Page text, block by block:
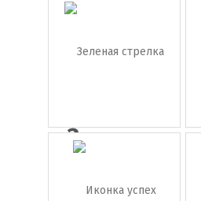
галочка
в...
Зеленая
стрелка
в...